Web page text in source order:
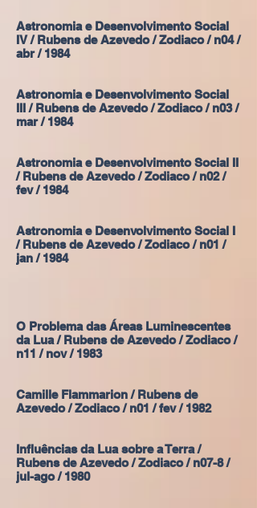
Astronomia e Desenvolvimento Social
IV / Rubens de Azevedo / Zodiaco / n04 /
abr / 1984
Astronomia e Desenvolvimento Social
III / Rubens de Azevedo / Zodiaco / n03 /
mar / 1984
Astronomia e Desenvolvimento Social II
/ Rubens de Azevedo / Zodiaco / n02 /
fev / 1984
Astronomia e Desenvolvimento Social I
/ Rubens de Azevedo / Zodiaco / n01 /
jan / 1984
O Problema das Áreas Luminescentes
da Lua / Rubens de Azevedo / Zodiaco /
n11 / nov / 1983
Camille Flammarion / Rubens de
Azevedo / Zodiaco / n01 / fev / 1982
Influências da Lua sobre a Terra /
Rubens de Azevedo / Zodiaco / n07-8 /
jul-ago / 1980